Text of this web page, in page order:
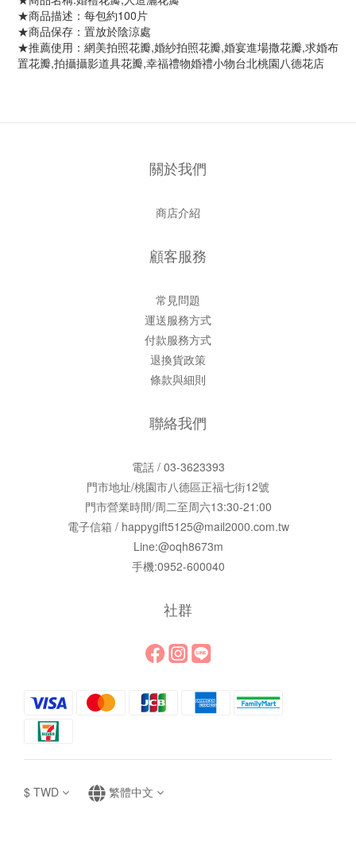
★商品描述：每包約100片
★商品保存：置放於陰涼處
★推薦使用：網美拍照花瓣,婚紗拍照花瓣,婚宴進場撒花瓣,求婚布
置花瓣,拍攝攝影道具花瓣,幸福禮物婚禮小物台北桃園八德花店
關於我們
商店介紹
顧客服務
常見問題
運送服務方式
付款服務方式
退換貨政策
條款與細則
聯絡我們
電話 / 03-3623393
門市地址/桃園市八德區正福七街12號
門市營業時間/周二至周六13:30-21:00
電子信箱 / happygift5125@mail2000.com.tw
Line:@oqh8673m
手機:0952-600040
社群
$ TWD 繁體中文